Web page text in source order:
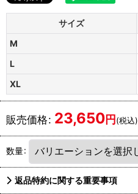
サイズ
M
L
XL
販売価格: 23,650円(税込)
数量:
返品特約に関する重要事項